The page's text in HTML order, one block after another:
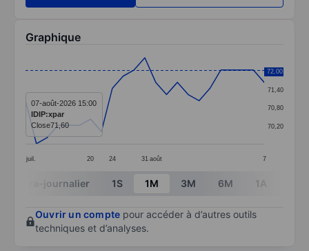
Graphique
Line chart with 23 data points.
The chart has 1 X axis displaying categories.
The chart has 1 Y axis displaying values. Data
juil. 20 24 31 août 7
70,20
70,80
71,40
72,00
72,00
07-août-2026 15:00
IDIP:xpar
Close71,60
End of interactive chart.
Intra-journalier 1S 1M 3M 6M 1A
Ouvrir un compte pour accéder à d’autres outils
techniques et d’analyses.